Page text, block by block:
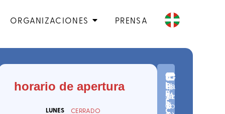
ORGANIZACIONES PRENSA
horario de apertura
LUNES CERRADO
D
I
R
E
C
Ba
sa
di
n
º
7
-
C.
P.
2
0
Z
U
M
A
(G
ip
uz
ko